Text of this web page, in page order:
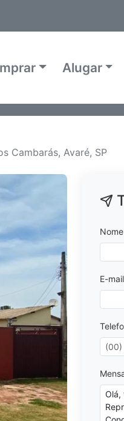
Alugar
Cambarás, Avaré, SP
E-mail